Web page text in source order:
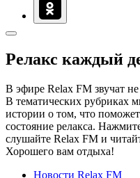
Релакс каждый
В эфире Relax FM звучат
В тематических рубриках
истории о том, что поможет
состояние релакса.
слушайте Relax FM и
Хорошего вам отдыха!
Новости Relax FM